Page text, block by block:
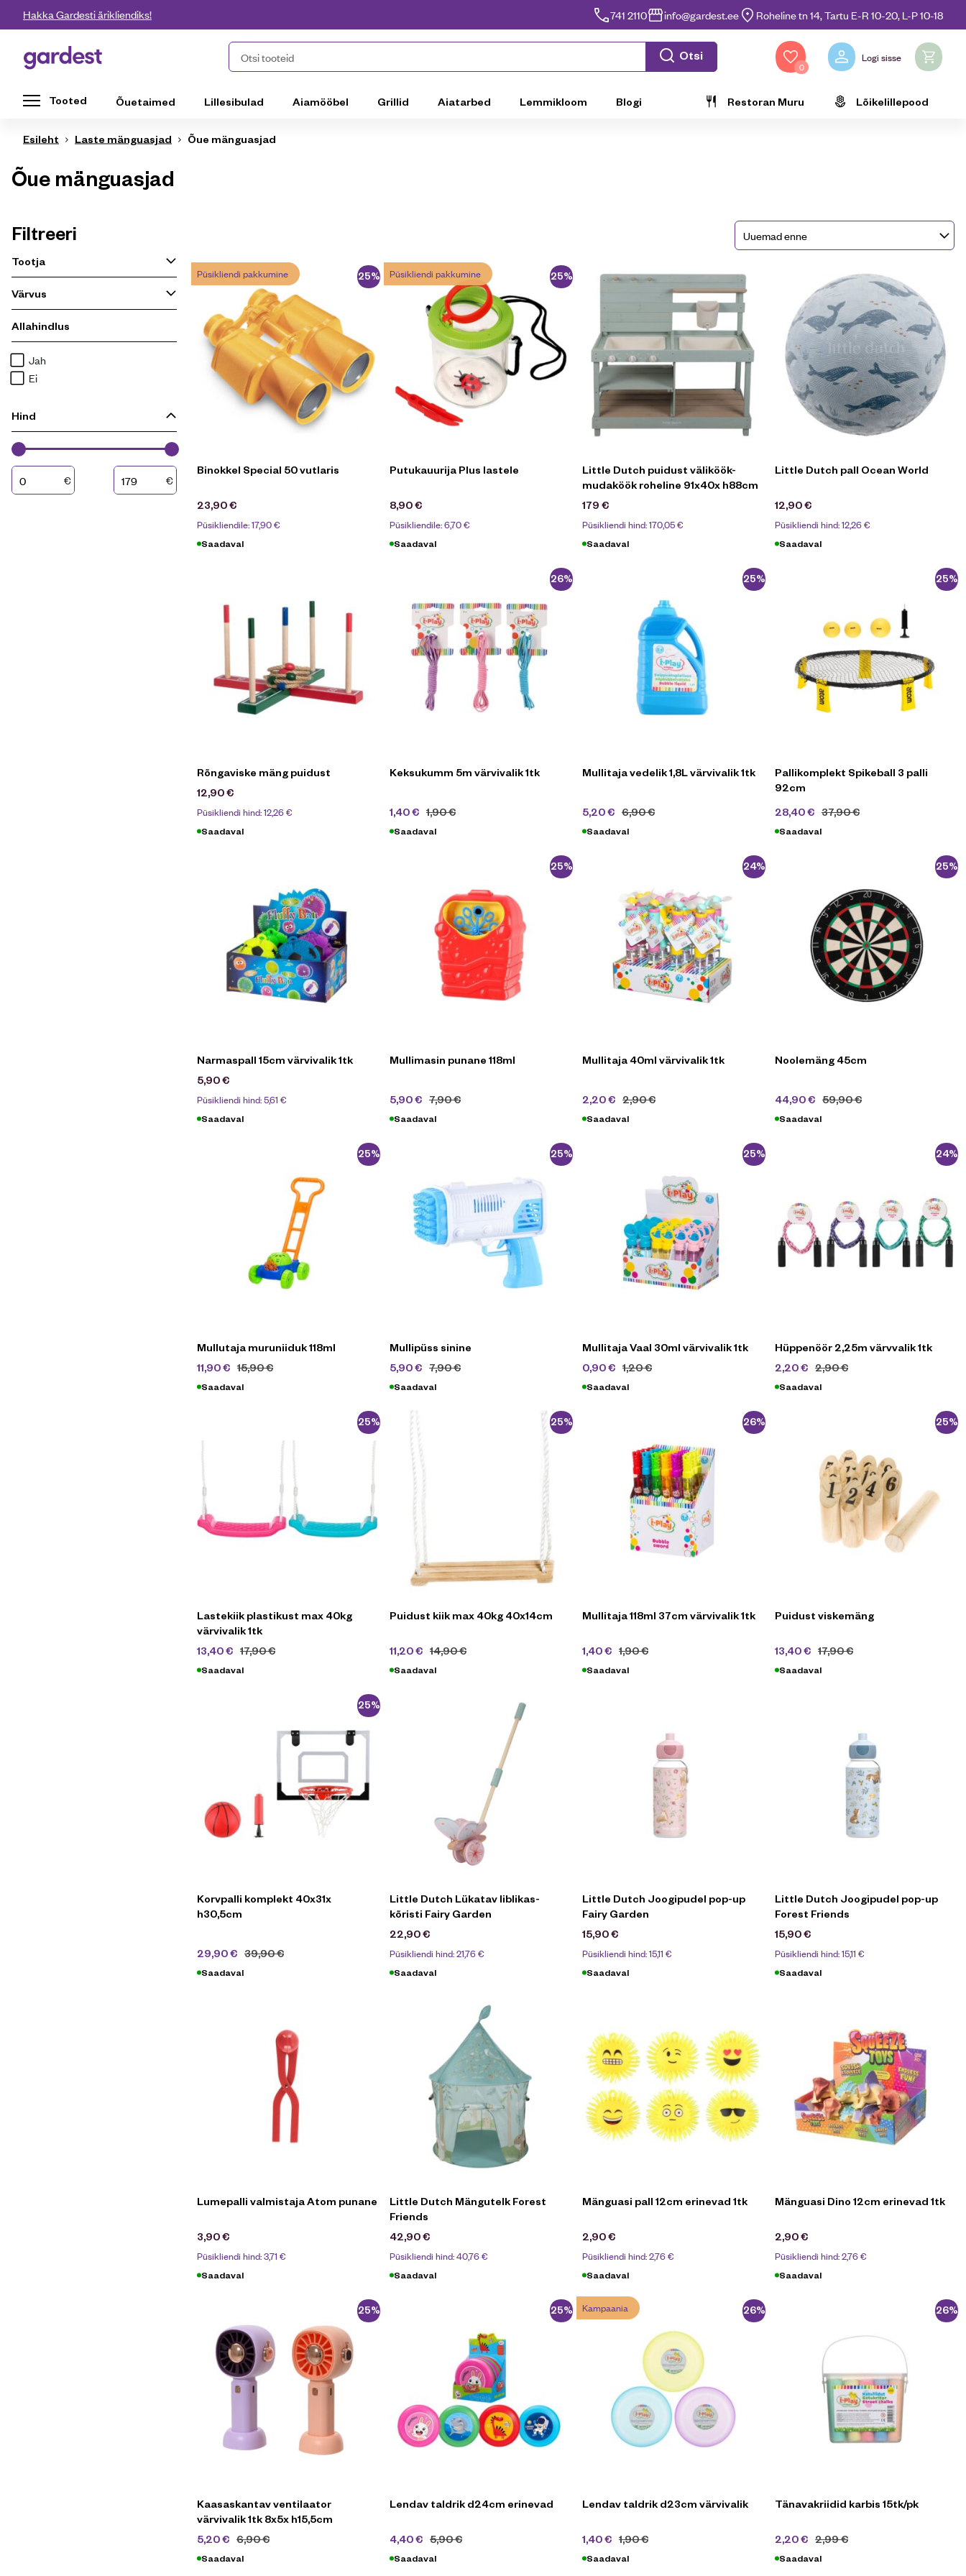
Liigu edasi põhisisu juurde
Hakka Gardesti ärikliendiks! 741 2110 info@gardest.ee Roheline tn 14, Tartu E-R 10-20, L-P 10-18
Gardest Otsi tooteid Otsi
0
Logi sisse
Tooted Õuetaimed Lillesibulad Aiamööbel Grillid Aiatarbed Lemmikloom Blogi Restoran Muru Lõikelillepood
Esileht Laste mänguasjad Õue mänguasjad
Õue mänguasjad
Filtreeri
Tootja
Värvus
Allahindlus
Jah
Ei
Hind
€ €
Püsikliendi pakkumine -25%
Binokkel Special 50 vutlaris
23,90€
Püsikliendile:17,90€
Saadaval
Püsikliendi pakkumine -25%
Putukauurija Plus lastele
8,90€
Püsikliendile:6,70€
Saadaval
Little Dutch puidust väliköök-
mudaköök roheline 91x40x h88cm
179 €
Püsikliendi hind:170,05€
Saadaval
Little Dutch pall Ocean World
12,90€
Püsikliendi hind:12,26€
Saadaval
Rõngaviske mäng puidust
12,90€
Püsikliendi hind:12,26€
Saadaval
-26%
Keksukumm 5m värvivalik 1tk
1,90€
1,40€
Saadaval
-25%
Mullitaja vedelik 1,8L värvivalik 1tk
6,90€
5,20€
Saadaval
-25%
Pallikomplekt Spikeball 3 palli
92cm
37,90€
28,40€
Saadaval
Narmaspall 15cm värvivalik 1tk
5,90€
Püsikliendi hind:5,61 €
Saadaval
-25%
Mullimasin punane 118ml
7,90€
5,90€
Saadaval
-24%
Mullitaja 40ml värvivalik 1tk
2,90€
2,20€
Saadaval
-25%
Noolemäng 45cm
59,90€
44,90€
Saadaval
-25%
Mullutaja muruniiduk 118ml
15,90€
11,90€
Saadaval
-25%
Mullipüss sinine
7,90€
5,90€
Saadaval
-25%
Mullitaja Vaal 30ml värvivalik 1tk
1,20€
0,90€
Saadaval
-24%
Hüppenöör 2,25m värvvalik 1tk
2,90€
2,20€
Saadaval
-25%
Lastekiik plastikust max 40kg
värvivalik 1tk
17,90€
13,40€
Saadaval
-25%
Puidust kiik max 40kg 40x14cm
14,90€
11,20€
Saadaval
-26%
Mullitaja 118ml 37cm värvivalik 1tk
1,90€
1,40€
Saadaval
-25%
Puidust viskemäng
17,90€
13,40€
Saadaval
-25%
Korvpalli komplekt 40x31x
h30,5cm
39,90€
29,90€
Saadaval
Little Dutch Lükatav liblikas-
kõristi Fairy Garden
22,90€
Püsikliendi hind:21,76€
Saadaval
Little Dutch Joogipudel pop-up
Fairy Garden
15,90€
Püsikliendi hind:15,11 €
Saadaval
Little Dutch Joogipudel pop-up
Forest Friends
15,90€
Püsikliendi hind:15,11 €
Saadaval
Lumepalli valmistaja Atom punane
3,90€
Püsikliendi hind:3,71 €
Saadaval
Little Dutch Mängutelk Forest
Friends
42,90€
Püsikliendi hind:40,76€
Saadaval
Mänguasi pall 12cm erinevad 1tk
2,90€
Püsikliendi hind:2,76€
Saadaval
Mänguasi Dino 12cm erinevad 1tk
2,90€
Püsikliendi hind:2,76€
Saadaval
-25%
Kaasaskantav ventilaator
värvivalik 1tk 8x5x h15,5cm
6,90€
5,20€
Saadaval
-25%
Lendav taldrik d24cm erinevad
5,90€
4,40€
Saadaval
Kampaania -26%
Lendav taldrik d23cm värvivalik
1,90€
1,40€
Saadaval
-26%
Tänavakriidid karbis 15tk/pk
2,99€
2,20€
Saadaval